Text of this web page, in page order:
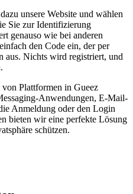
unsere Website und wählen
Sie zur Identifizierung
genauso wie bei anderen
den Code ein, der per
aus. Nichts wird registriert, und
Plattformen in Gueez
Anwendungen, E-Mail-
Anmeldung oder den Login
bieten wir eine perfekte Lösung
schützen.